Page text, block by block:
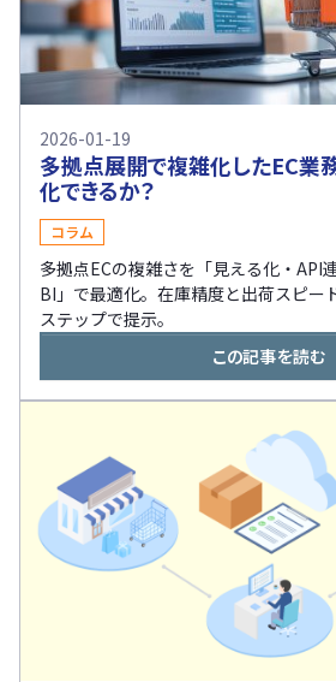
2026-01-19
多拠点展開で複雑化したEC業
化できるか？
コラム
多拠点ECの複雑さを「見える化・API
BI」で最適化。在庫精度と出荷スピー
ステップで提示。
この記事を読む